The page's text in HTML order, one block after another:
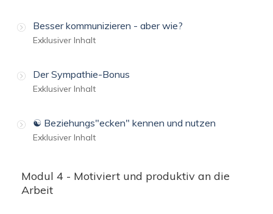
Besser kommunizieren - aber wie?
Exklusiver Inhalt
Der Sympathie-Bonus
Exklusiver Inhalt
☯️ Beziehungs"ecken" kennen und nutzen
Exklusiver Inhalt
Modul 4 - Motiviert und produktiv an die
Arbeit